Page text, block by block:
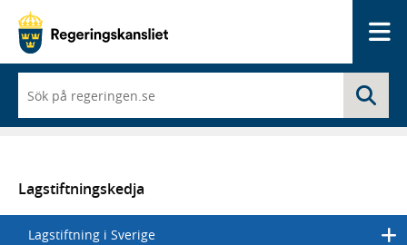
du
börjar
skriva
en
lista
med
sökförslag
Lagstiftningskedja
Lagstiftning i Sverige